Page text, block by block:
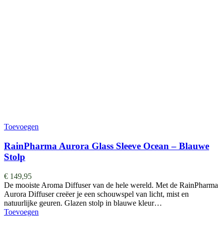
Toevoegen
RainPharma Aurora Glass Sleeve Ocean – Blauwe
Stolp
€ 149,95
De mooiste Aroma Diffuser van de hele wereld. ​​​​​​​​Met de RainPharma
Aurora Diffuser creëer je een schouwspel van licht, mist en
natuurlijke geuren. Glazen stolp in blauwe kleur…
Toevoegen